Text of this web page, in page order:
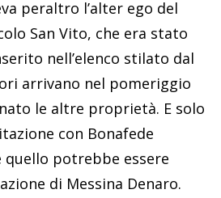
peraltro l’alter ego del
San Vito, che era stato
nell’elenco stilato dal
arrivano nel pomeriggio
le altre proprietà. E solo
con Bonafede
quello potrebbe essere
di Messina Denaro.